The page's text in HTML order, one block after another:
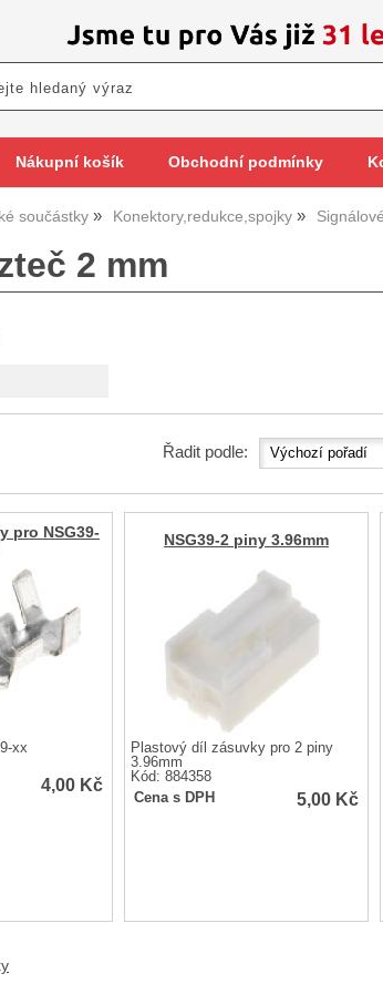
Nákupní košík Obchodní podmínky
součástky Konektory,redukce,spojky
2 mm
Řadit podle:
pro NSG39-
xx
4,00 Kč
NSG39-2 piny 3.96mm
Plastový díl zásuvky pro 2 piny
3.96mm
Kód: 884358
Cena s DPH
5,00 Kč